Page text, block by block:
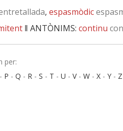
, espasmòdic
‖ ANTÒNIMS: continu
per:
- P - Q - R - S - T - U - V- W - X - Y - Z